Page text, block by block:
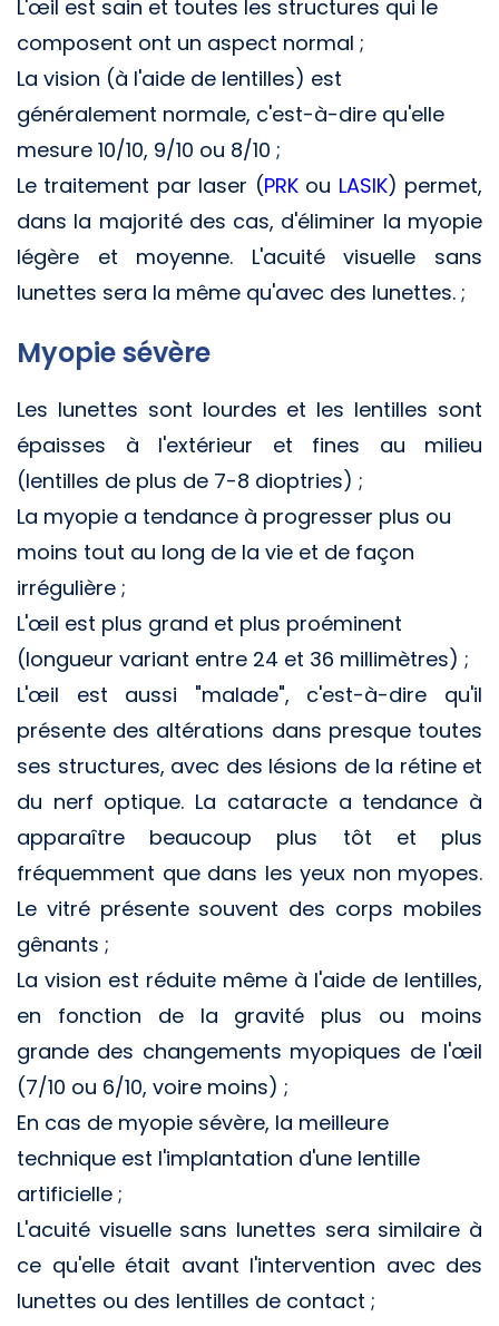
L'œil est sain et toutes les structures qui le
composent ont un aspect normal ;
La vision (à l'aide de lentilles) est
généralement normale, c'est-à-dire qu'elle
mesure 10/10, 9/10 ou 8/10 ;
Le traitement par laser (PRKou LASIK) permet,
dans la majorité des cas, d'éliminer la myopie
légère et moyenne. L'acuité visuelle sans
lunettes sera la même qu'avec des lunettes. ;
Myopie sévère
Les lunettes sont lourdes et les lentilles sont
épaisses à l'extérieur et fines au milieu
(lentilles de plus de 7-8 dioptries) ;
La myopie a tendance à progresser plus ou
moins tout au long de la vie et de façon
irrégulière ;
L'œil est plus grand et plus proéminent
(longueur variant entre 24 et 36 millimètres) ;
L'œil est aussi "malade", c'est-à-dire qu'il
présente des altérations dans presque toutes
ses structures, avec des lésions de la rétine et
du nerf optique. La cataracte a tendance à
apparaître beaucoup plus tôt et plus
fréquemment que dans les yeux non myopes.
Le vitré présente souvent des corps mobiles
gênants ;
La vision est réduite même à l'aide de lentilles,
en fonction de la gravité plus ou moins
grande des changements myopiques de l'œil
(7/10 ou 6/10, voire moins) ;
En cas de myopie sévère, la meilleure
technique est l'implantation d'une lentille
artificielle ;
L'acuité visuelle sans lunettes sera similaire à
ce qu'elle était avant l'intervention avec des
lunettes ou des lentilles de contact ;